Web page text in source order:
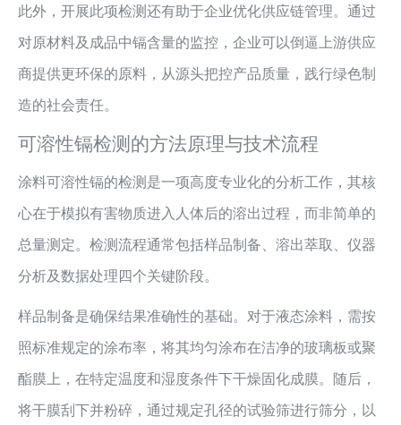
此外，开展此项检测还有助于企业优化供应链管理。通过
对原材料及成品中镉含量的监控，企业可以倒逼上游供应
商提供更环保的原料，从源头把控产品质量，践行绿色制
造的社会责任。
可溶性镉检测的方法原理与技术流程
涂料可溶性镉的检测是一项高度专业化的分析工作，其核
心在于模拟有害物质进入人体后的溶出过程，而非简单的
总量测定。检测流程通常包括样品制备、溶出萃取、仪器
分析及数据处理四个关键阶段。
样品制备是确保结果准确性的基础。对于液态涂料，需按
照标准规定的涂布率，将其均匀涂布在洁净的玻璃板或聚
酯膜上，在特定温度和湿度条件下干燥固化成膜。随后，
将干膜刮下并粉碎，通过规定孔径的试验筛进行筛分，以